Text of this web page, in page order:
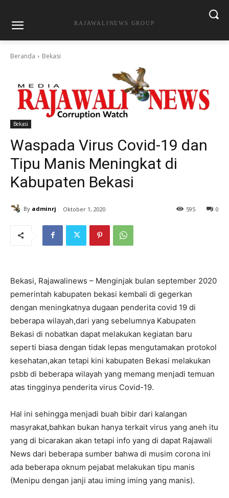
RAJAWALINEWS GROUP
Beranda Bekasi
Bekasi
Waspada Virus Covid-19 dan
Tipu Manis Meningkat di
Kabupaten Bekasi
By adminrj Oktober 1, 2020 0
595
Bekasi, Rajawalinews – Menginjak bulan september 2020
pemerintah kabupaten bekasi kembali di gegerkan
dengan meningkatnya dugaan penderita covid 19 di
beberapa wilayah,dari yang sebelumnya Kabupaten
Bekasi di nobatkan dapat melakukan kegiatan baru
seperti biasa dengan tidak lepas mengutamakan protokol
kesehatan,akan tetapi kini kabupaten Bekasi melakukan
psbb di beberapa wilayah yang memang menjadi temuan
atas tingginya penderita virus Covid-19.
Hal ini sehingga menjadi buah bibir dari kalangan
masyrakat,bahkan bukan hanya terkait virus yang aneh itu
yang di bicarakan akan tetapi info yang di dapat Rajawali
News dari beberapa sumber bahwa di musim corona ini
ada beberapa oknum pejabat melakukan tipu manis
(Menipu dengan janji atau iming iming yang manis).